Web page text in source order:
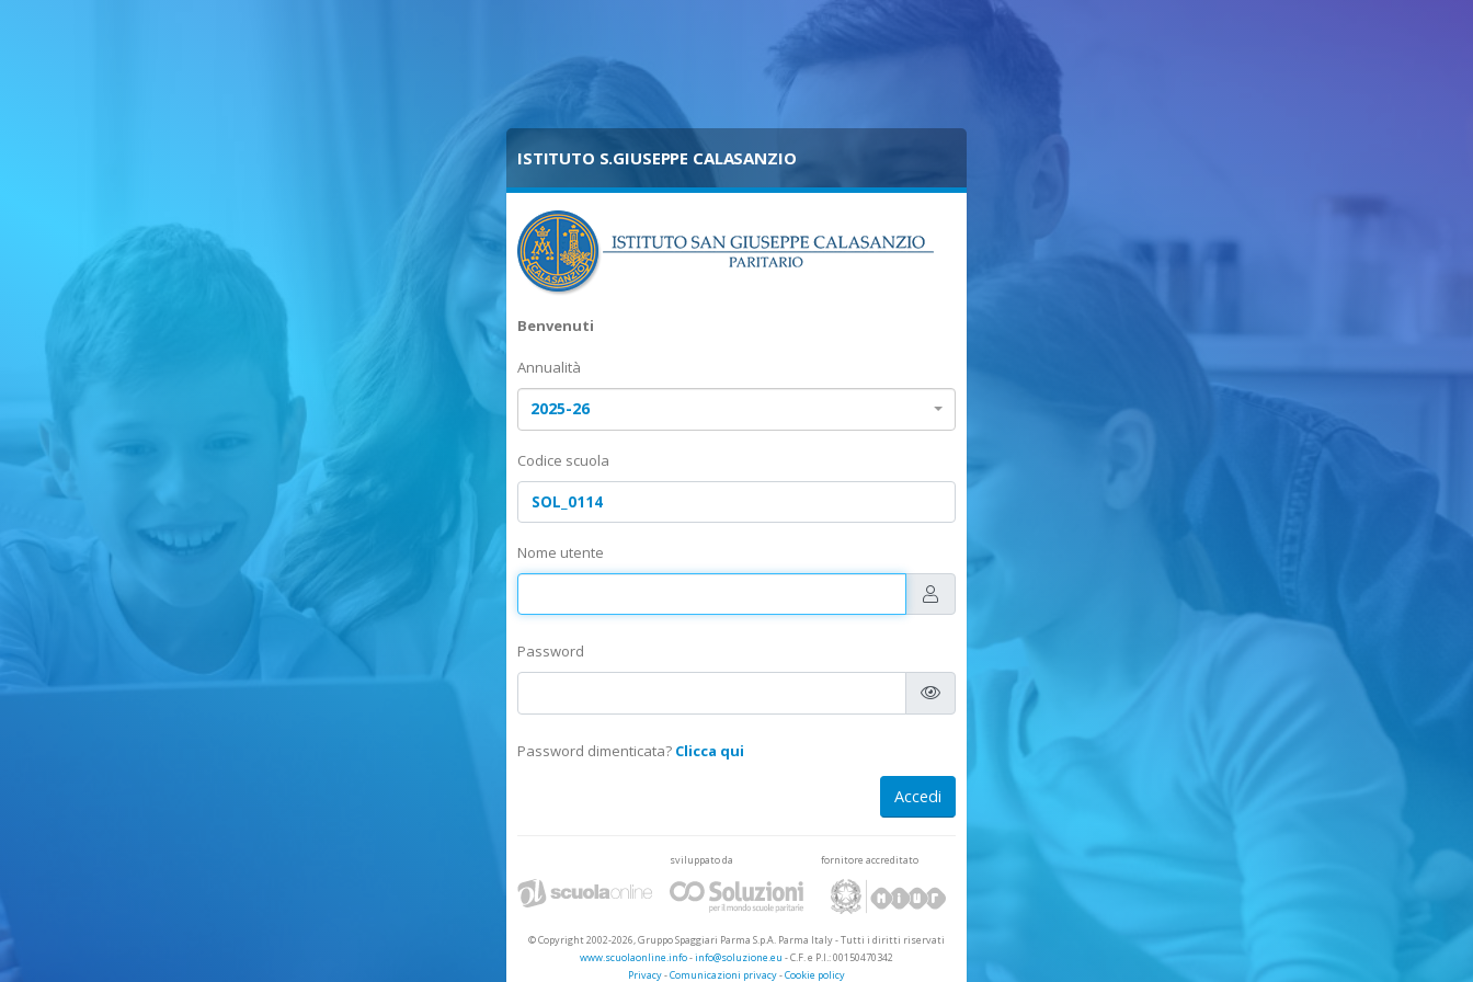
ISTITUTO S.GIUSEPPE CALASANZIO
Benvenuti
Annualità
2025-26
Codice scuola
Nome utente
Password
Password dimenticata? Clicca qui
sviluppato da fornitore accreditato
© Copyright 2002-2026, Gruppo Spaggiari Parma S.p.A. Parma Italy-Tutti i diritti riservati
www.scuolaonline.info-info@soluzione.eu - C.F. e P.I.: 00150470342
Privacy-Comunicazioni privacy-Cookie policy